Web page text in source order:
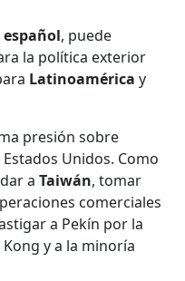
español, puede
la política exterior
Latinoaméricay
presión sobre
Unidos. Como
aTaiwán, tomar
comerciales
a Pekín por la
y a la minoría